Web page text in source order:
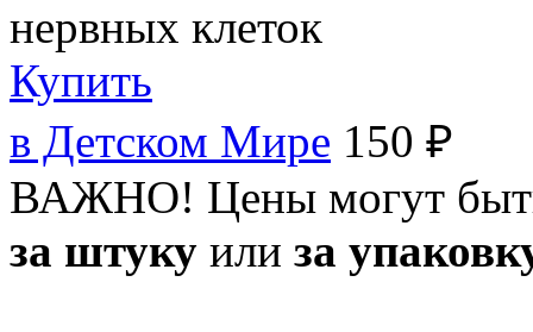
нервных клеток
Купить
в Детском Мире 150 ₽
ВАЖНО! Цены могут
за штуку или за